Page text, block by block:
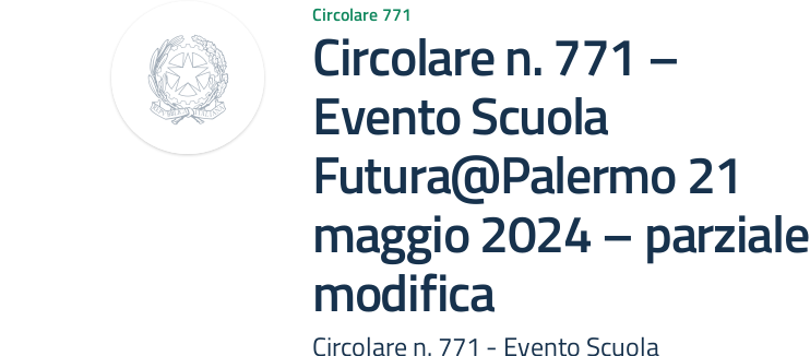
Circolare 771
Circolare n. 771 –
Evento Scuola
Futura@Palermo 21
maggio 2024 – parziale
modifica
Circolare n. 771 - Evento Scuola